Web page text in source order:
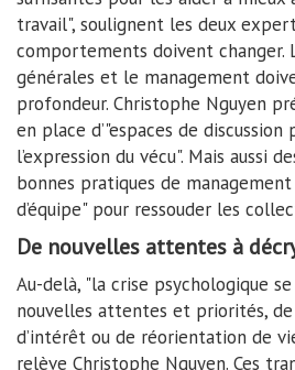
travail", soulignent les deux
comportements doivent changer.
générales et le management
profondeur. Christophe Nguyen
en place d’"espaces de
l’expression du vécu". Mais aussi
bonnes pratiques de
d’équipe" pour ressouder les
De nouvelles attentes à
Au-delà, "la crise psychologique
nouvelles attentes et priorités, de
d’intérêt ou de réorientation de
relève Christophe Nguyen. Ces